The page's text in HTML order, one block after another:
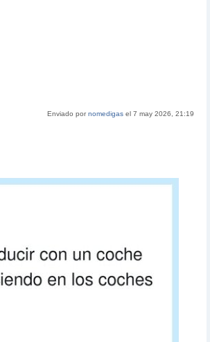
Enviado pornomedigas el 7 may 2026, 21:19